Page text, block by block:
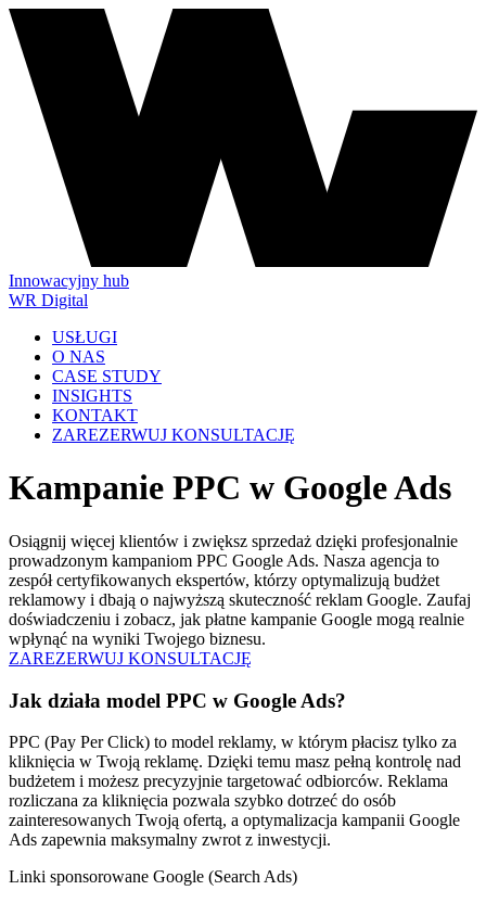
Innowacyjny hub
WR Digital
USŁUGI
O NAS
CASE STUDY
INSIGHTS
KONTAKT
ZAREZERWUJ KONSULTACJĘ
Kampanie PPC w Google Ads
Osiągnij więcej klientów i zwiększ sprzedaż dzięki profesjonalnie
prowadzonym kampaniom PPC Google Ads. Nasza agencja to
zespół certyfikowanych ekspertów, którzy optymalizują budżet
reklamowy i dbają o najwyższą skuteczność reklam Google. Zaufaj
doświadczeniu i zobacz, jak płatne kampanie Google mogą realnie
wpłynąć na wyniki Twojego biznesu.
ZAREZERWUJ KONSULTACJĘ
Jak działa model PPC w Google Ads?
PPC (Pay Per Click) to model reklamy, w którym płacisz tylko za
kliknięcia w Twoją reklamę. Dzięki temu masz pełną kontrolę nad
budżetem i możesz precyzyjnie targetować odbiorców. Reklama
rozliczana za kliknięcia pozwala szybko dotrzeć do osób
zainteresowanych Twoją ofertą, a optymalizacja kampanii Google
Ads zapewnia maksymalny zwrot z inwestycji.
Linki sponsorowane Google (Search Ads)